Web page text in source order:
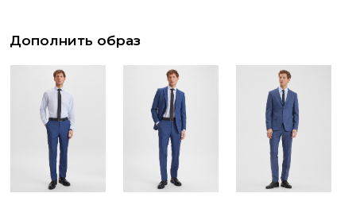
Дополнить образ